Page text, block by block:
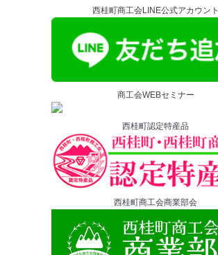
西桂町商工会LINE公式アカウント
商工会WEBセミナー
西桂町認定特産品
西桂町商工会商業部会